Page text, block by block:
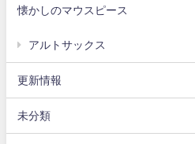
懐かしのマウスピース
アルトサックス
更新情報
未分類